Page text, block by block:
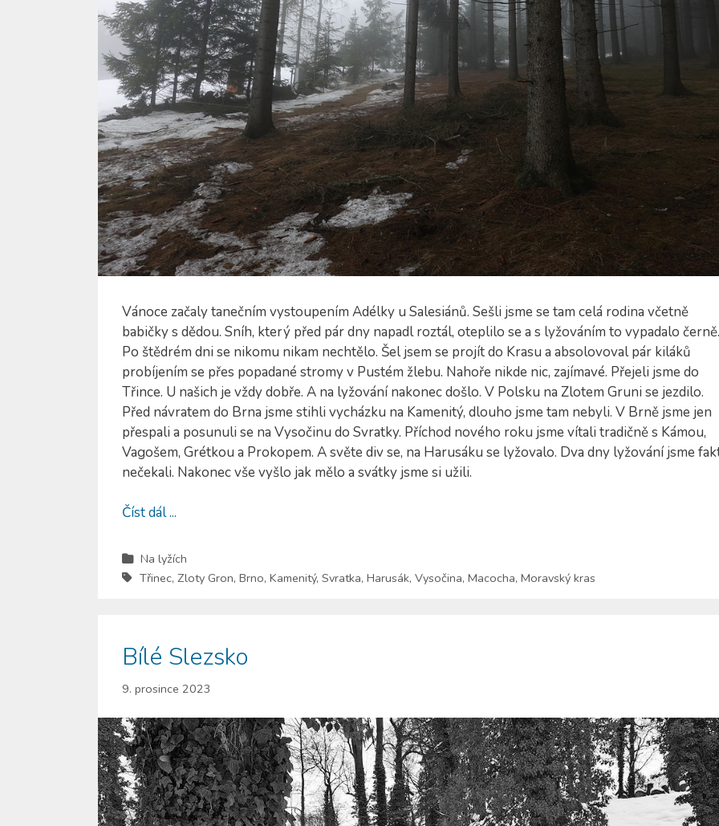
Vánoce začaly tanečním vystoupením Adélky u Salesiánů. Sešli jsme se tam celá rodina včetně
babičky s dědou. Sníh, který před pár dny napadl roztál, oteplilo se a s lyžováním to vypadalo černě.
Po štědrém dni se nikomu nikam nechtělo. Šel jsem se projít do Krasu a absolovoval pár kiláků
probíjením se přes popadané stromy v Pustém žlebu. Nahoře nikde nic, zajímavé. Přejeli jsme do
Třince. U našich je vždy dobře. A na lyžování nakonec došlo. V Polsku na Zlotem Gruni se jezdilo.
Před návratem do Brna jsme stihli vycházku na Kamenitý, dlouho jsme tam nebyli. V Brně jsme jen
přespali a posunuli se na Vysočinu do Svratky. Příchod nového roku jsme vítali tradičně s Kámou,
Vagošem, Grétkou a Prokopem. A světe div se, na Harusáku se lyžovalo. Dva dny lyžování jsme
nečekali. Nakonec vše vyšlo jak mělo a svátky jsme si užili.
Číst dál ...
Na lyžích
Třinec, Zloty Gron, Brno, Kamenitý, Svratka, Harusák, Vysočina, Macocha, Moravský kras
Bílé Slezsko
9. prosince 2023